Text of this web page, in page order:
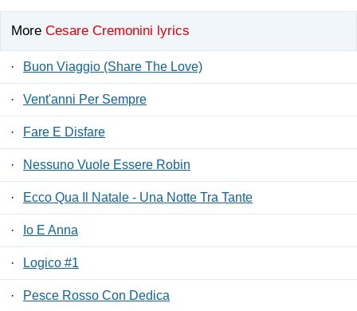
More Cesare Cremonini lyrics
· Buon Viaggio (Share The Love)
· Vent'anni Per Sempre
· Fare E Disfare
· Nessuno Vuole Essere Robin
· Ecco Qua Il Natale - Una Notte Tra Tante
· Io E Anna
· Logico #1
· Pesce Rosso Con Dedica